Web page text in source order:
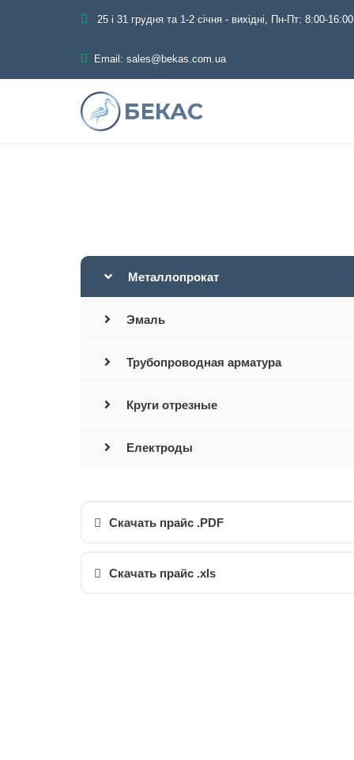
25 і 31 грудня та 1-2 січня - вихідні, Пн-Пт: 8:00-16:00
Email: sales@bekas.com.ua
Металлопрокат
Эмаль
Трубопроводная арматура
Круги отрезные
Електроды
Скачать прайс .PDF
Скачать прайс .xls